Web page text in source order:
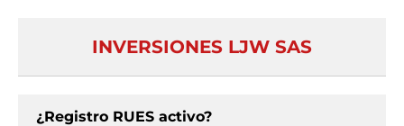
INVERSIONES LJW SAS
¿Registro RUES activo?